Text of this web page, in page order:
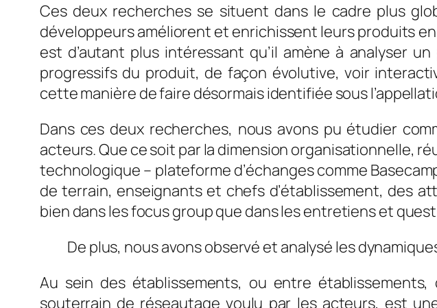
Ces deux recherches se situent dans le cadre plus
développeurs améliorent et enrichissent leurs produits
est d’autant plus intéressant qu’il amène à analyser
progressifs du produit, de façon évolutive, voir
cette manière de faire désormais identifiée sous
Dans ces deux recherches, nous avons pu étudier
acteurs. Que ce soit par la dimension organisationnelle,
technologique – plateforme d’échanges comme
de terrain, enseignants et chefs d’établissement, des
bien dans les focus group que dans les entretiens et
De plus, nous avons observé et analysé les
Au sein des établissements, ou entre
souterrain de réseautage voulu par les acteurs, est